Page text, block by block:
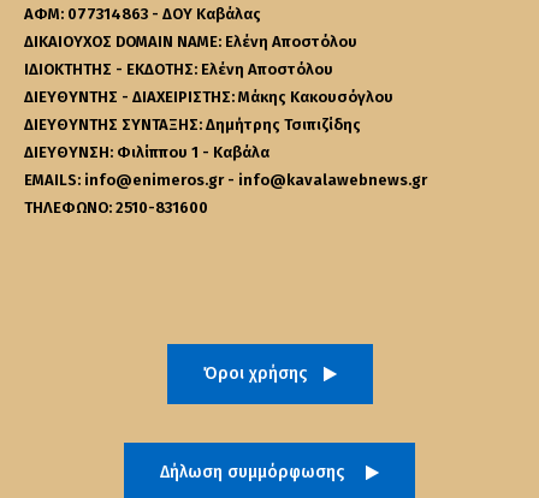
ΑΦΜ: 077314863 - ΔΟΥ Καβάλας
ΔΙΚΑΙΟΥΧΟΣ DOMAIN NAME: Ελένη Αποστόλου
ΙΔΙΟΚΤΗΤΗΣ - ΕΚΔΟΤΗΣ: Ελένη Αποστόλου
ΔΙΕΥΘΥΝΤΗΣ - ΔΙΑΧΕΙΡΙΣΤΗΣ: Μάκης Κακουσόγλου
ΔΙΕΥΘΥΝΤΗΣ ΣΥΝΤΑΞΗΣ: Δημήτρης Τσιπιζίδης
ΔΙΕΥΘΥΝΣΗ: Φιλίππου 1 - Καβάλα
EMAILS: info@enimeros.gr - info@kavalawebnews.gr
ΤΗΛΕΦΩΝΟ: 2510-831600
Όροι χρήσης
Δήλωση συμμόρφωσης